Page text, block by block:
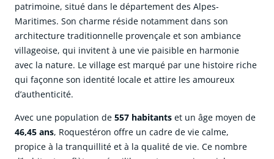
patrimoine, situé dans le département des Alpes-
Maritimes. Son charme réside notamment dans son
architecture traditionnelle provençale et son ambiance
villageoise, qui invitent à une vie paisible en harmonie
avec la nature. Le village est marqué par une histoire riche
qui façonne son identité locale et attire les amoureux
d’authenticité.
Avec une population de 557 habitants et un âge moyen de
46,45 ans, Roquestéron offre un cadre de vie calme,
propice à la tranquillité et à la qualité de vie. Ce nombre